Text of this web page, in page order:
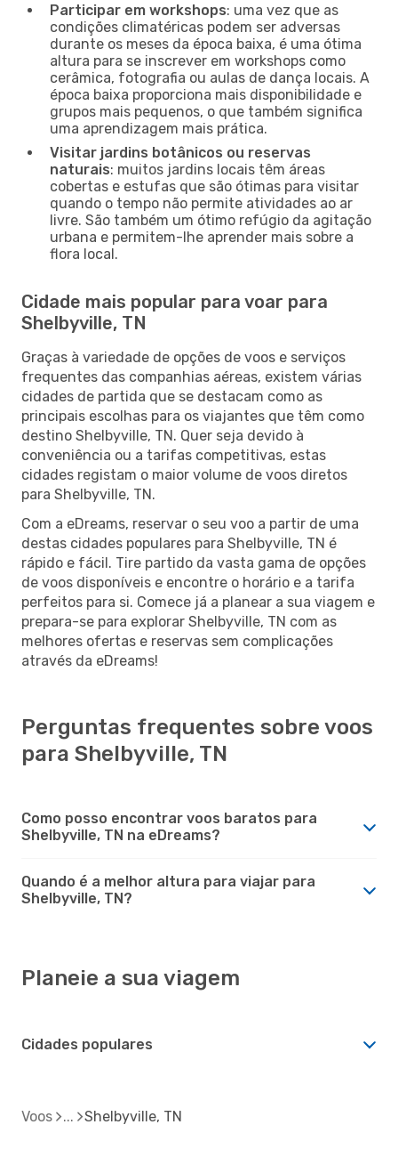
Participar em workshops: uma vez que as
condições climatéricas podem ser adversas
durante os meses da época baixa, é uma ótima
altura para se inscrever em workshops como
cerâmica, fotografia ou aulas de dança locais. A
época baixa proporciona mais disponibilidade e
grupos mais pequenos, o que também significa
uma aprendizagem mais prática.
Visitar jardins botânicos ou reservas
naturais: muitos jardins locais têm áreas
cobertas e estufas que são ótimas para visitar
quando o tempo não permite atividades ao ar
livre. São também um ótimo refúgio da agitação
urbana e permitem-lhe aprender mais sobre a
flora local.
Cidade mais popular para voar para
Shelbyville, TN
Graças à variedade de opções de voos e serviços
frequentes das companhias aéreas, existem várias
cidades de partida que se destacam como as
principais escolhas para os viajantes que têm como
destino Shelbyville, TN. Quer seja devido à
conveniência ou a tarifas competitivas, estas
cidades registam o maior volume de voos diretos
para Shelbyville, TN.
Com a eDreams, reservar o seu voo a partir de uma
destas cidades populares para Shelbyville, TN é
rápido e fácil. Tire partido da vasta gama de opções
de voos disponíveis e encontre o horário e a tarifa
perfeitos para si. Comece já a planear a sua viagem e
prepara-se para explorar Shelbyville, TN com as
melhores ofertas e reservas sem complicações
através da eDreams!
Perguntas frequentes sobre voos
para Shelbyville, TN
Como posso encontrar voos baratos para
Shelbyville, TN na eDreams?
Quando é a melhor altura para viajar para
Shelbyville, TN?
Planeie a sua viagem
Cidades populares
Voos Shelbyville, TN